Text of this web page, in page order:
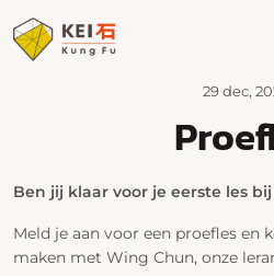
29 dec,
Ben jij klaar voor je eerste les
Meld je aan voor een proefles en
maken met Wing Chun, onze